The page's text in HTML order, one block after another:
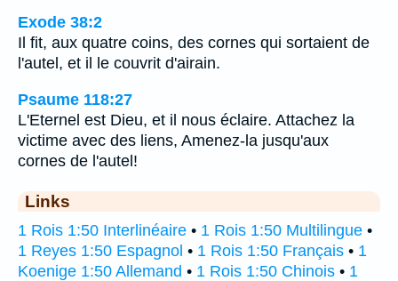
Exode 38:2
Il fit, aux quatre coins, des cornes qui sortaient de
l'autel, et il le couvrit d'airain.
Psaume 118:27
L'Eternel est Dieu, et il nous éclaire. Attachez la
victime avec des liens, Amenez-la jusqu'aux
cornes de l'autel!
Links
1 Rois 1:50 Interlinéaire • 1 Rois 1:50 Multilingue •
1 Reyes 1:50 Espagnol • 1 Rois 1:50 Français • 1
Koenige 1:50 Allemand • 1 Rois 1:50 Chinois • 1